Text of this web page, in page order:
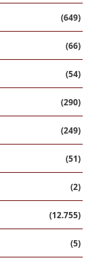
(649)
(66)
(54)
(290)
(249)
(51)
(2)
(12.755)
(5)